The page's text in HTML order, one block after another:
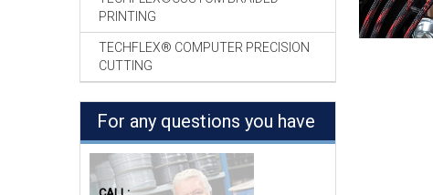
PRINTING
TECHFLEX® COMPUTER PRECISION
CUTTING
For any questions you have